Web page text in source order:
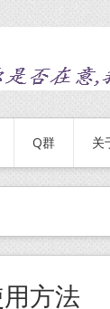
Q群 关
方法